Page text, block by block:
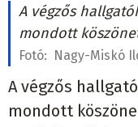
A végzős
mondott
Fotó: Nagy-Miskó
A végzős
mondott